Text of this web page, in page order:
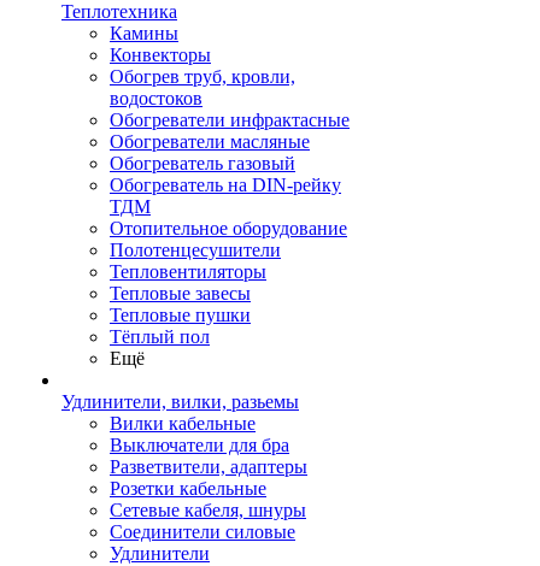
Теплотехника
Камины
Конвекторы
Обогрев труб, кровли,
водостоков
Обогреватели инфрактасные
Обогреватели масляные
Обогреватель газовый
Обогреватель на DIN-рейку
ТДМ
Отопительное оборудование
Полотенцесушители
Тепловентиляторы
Тепловые завесы
Тепловые пушки
Тёплый пол
Ещё
Удлинители, вилки, разьемы
Вилки кабельные
Выключатели для бра
Разветвители, адаптеры
Розетки кабельные
Сетевые кабеля, шнуры
Соединители силовые
Удлинители